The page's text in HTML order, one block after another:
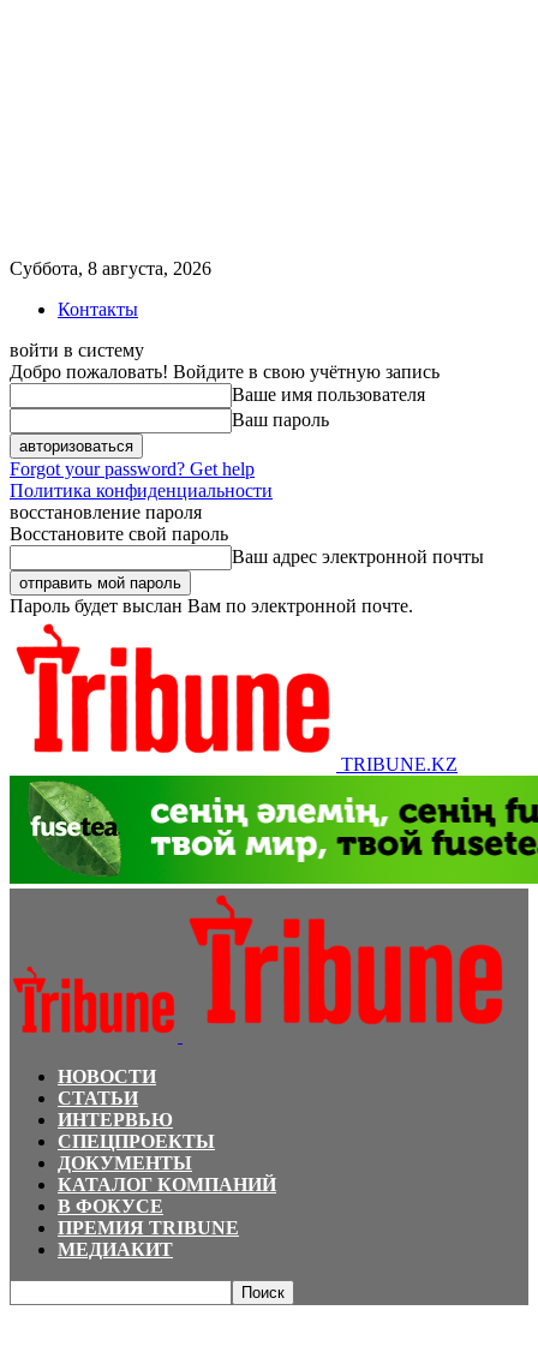
Суббота, 8 августа, 2026
Контакты
войти в систему
Добро пожаловать! Войдите в свою учётную запись
Ваше имя пользователя
Ваш пароль
Forgot your password? Get help
Политика конфиденциальности
восстановление пароля
Восстановите свой пароль
Ваш адрес электронной почты
Пароль будет выслан Вам по электронной почте.
TRIBUNE.KZ
НОВОСТИ
СТАТЬИ
ИНТЕРВЬЮ
СПЕЦПРОЕКТЫ
ДОКУМЕНТЫ
КАТАЛОГ КОМПАНИЙ
В ФОКУСЕ
ПРЕМИЯ TRIBUNE
МЕДИАКИТ